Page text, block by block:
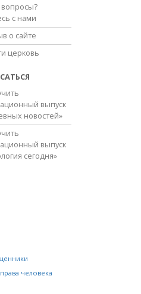
вопросы?
с нами
о сайте
церковь
выпуск
новостей»
выпуск
сегодня»
человека